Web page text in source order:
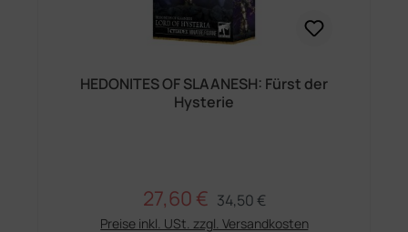
HEDONITES OF SLAANESH: Fürst der
Hysterie
Verkaufspreis:
27,60 € Regulärer Preis:
34,50 €
Preise inkl. USt. zzgl. Versandkosten